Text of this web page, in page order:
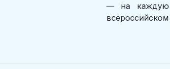
— на каждую